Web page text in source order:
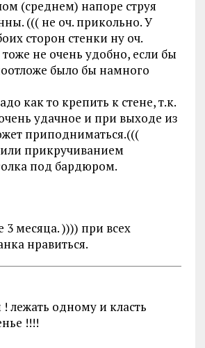
(среднем) напоре струя
((( не оч. прикольно. У
сторон стенки ну оч.
не очень удобно, если бы
было бы намного
как то крепить к стене, т.к.
удачное и при выходе из
приподниматься.(((
прикручиванием
под бардюром.
3 месяца. )))) при всех
нравиться.
лежать одному и класть
!!!!